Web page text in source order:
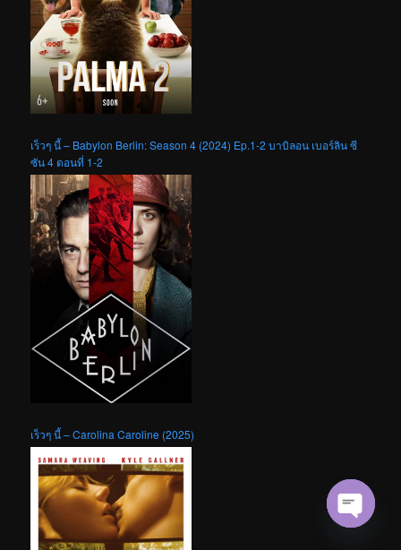
เร็วๆ นี้ – Babylon Berlin: Season 4 (2024) Ep.1-2 บาบิลอน เบอร์ลิน ซี
ซัน 4 ตอนที่ 1-2
เร็วๆ นี้ – Carolina Caroline (2025)